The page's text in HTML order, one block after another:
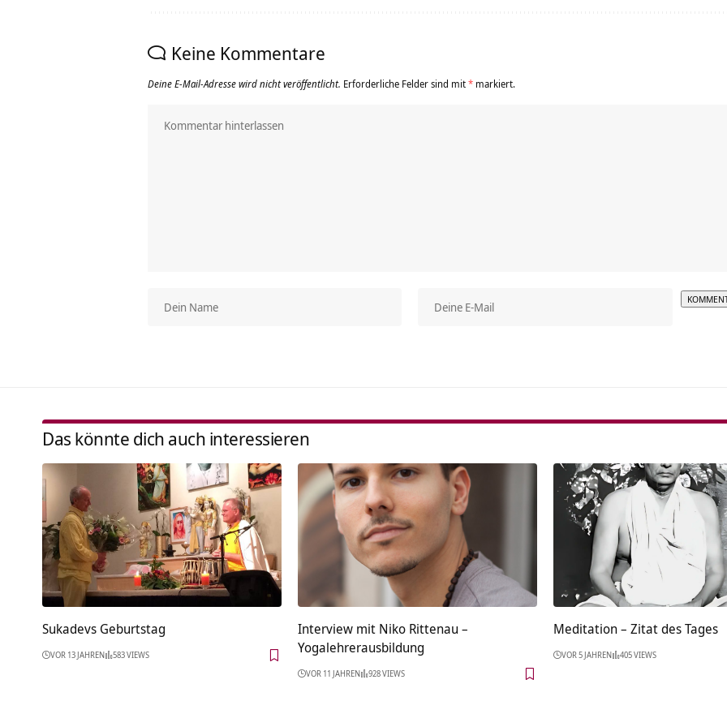
Keine Kommentare
Deine E-Mail-Adresse wird nicht veröffentlicht. Erforderliche Felder sind mit* markiert.
Das könnte dich auch interessieren
Sukadevs Geburtstag
VOR 13 JAHREN 583 VIEWS
Interview mit Niko Rittenau –
Yogalehrerausbildung
VOR 11 JAHREN 928 VIEWS
Meditation – Zitat des Tages
VOR 5 JAHREN 405 VIEWS